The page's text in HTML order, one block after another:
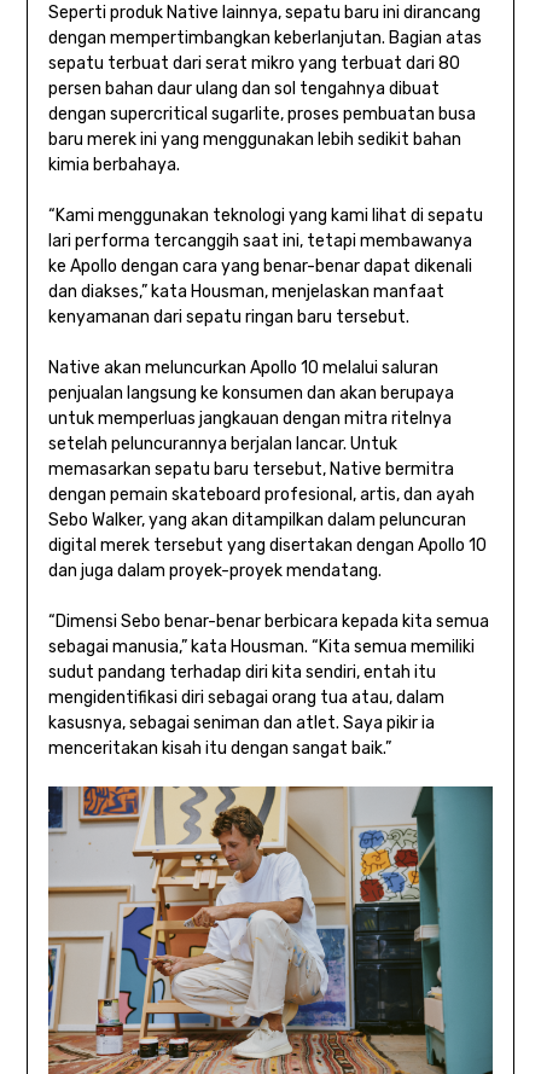
Seperti produk Native lainnya, sepatu baru ini dirancang
dengan mempertimbangkan keberlanjutan. Bagian atas
sepatu terbuat dari serat mikro yang terbuat dari 80
persen bahan daur ulang dan sol tengahnya dibuat
dengan supercritical sugarlite, proses pembuatan busa
baru merek ini yang menggunakan lebih sedikit bahan
kimia berbahaya.
“Kami menggunakan teknologi yang kami lihat di sepatu
lari performa tercanggih saat ini, tetapi membawanya
ke Apollo dengan cara yang benar-benar dapat dikenali
dan diakses,” kata Housman, menjelaskan manfaat
kenyamanan dari sepatu ringan baru tersebut.
Native akan meluncurkan Apollo 10 melalui saluran
penjualan langsung ke konsumen dan akan berupaya
untuk memperluas jangkauan dengan mitra ritelnya
setelah peluncurannya berjalan lancar. Untuk
memasarkan sepatu baru tersebut, Native bermitra
dengan pemain skateboard profesional, artis, dan ayah
Sebo Walker, yang akan ditampilkan dalam peluncuran
digital merek tersebut yang disertakan dengan Apollo 10
dan juga dalam proyek-proyek mendatang.
“Dimensi Sebo benar-benar berbicara kepada kita semua
sebagai manusia,” kata Housman. “Kita semua memiliki
sudut pandang terhadap diri kita sendiri, entah itu
mengidentifikasi diri sebagai orang tua atau, dalam
kasusnya, sebagai seniman dan atlet. Saya pikir ia
menceritakan kisah itu dengan sangat baik.”